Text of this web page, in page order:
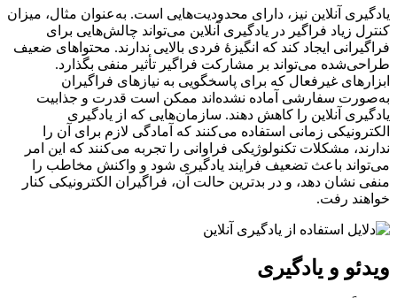
یادگیری آنلاین نیز، دارای محدودیت‌هایی است. به‌عنوان ‌مثال، میزان
کنترل زیاد فراگیر در یادگیری آنلاین می‌تواند چالش‌هایی برای
فراگیرانی ایجاد کند که انگیزۀ فردی بالایی ندارند. محتواهای ضعیف
طراحی‌شده می‌تواند بر مشارکت فراگیر تأثیر منفی بگذارد.
ابزارهای غیرفعال که برای پاسخگویی به نیازهای فراگیران
به‌صورت سفارشی آماده نشده‌اند ممکن است قدرت و جذابیت
یادگیری آنلاین را کاهش دهند. سازمان‌هایی که از یادگیری
الکترونیکی زمانی استفاده می‌کنند که آمادگی لازم برای آن را
ندارند، مشکلات تکنولوژیکی فراوانی را تجربه می‌کنند که این امر
می‌تواند باعث تضعیف فرایند یادگیری شود و واکنش مخاطب را
منفی نشان دهد، و در بدترین حالت آن، فراگیران الکترونیکی کنار
خواهند رفت.
ویدئو و یادگیری